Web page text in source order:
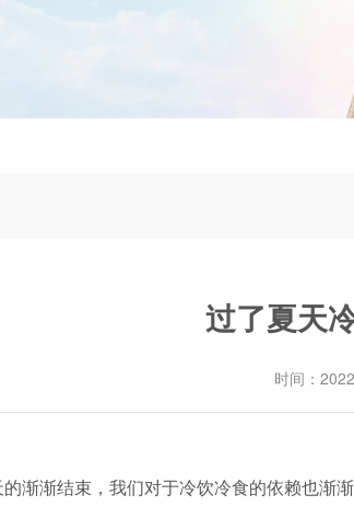
过了夏天
时间：
渐渐结束，我们对于冷饮冷食的依赖也